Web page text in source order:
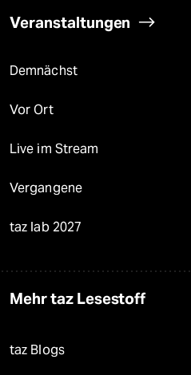
Veranstaltungen
Demnächst
Vor Ort
Live im Stream
Vergangene
taz lab 2027
Mehr taz Lesestoff
taz Blogs